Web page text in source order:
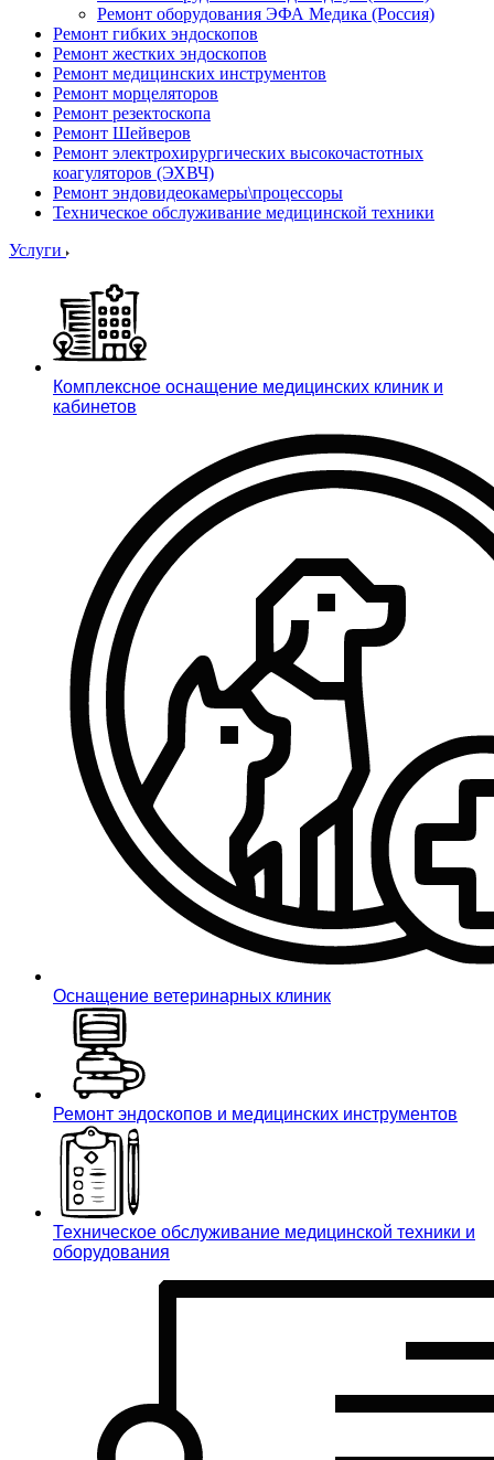
Ремонт оборудования ЭФА Медика (Россия)
Ремонт гибких эндоскопов
Ремонт жестких эндоскопов
Ремонт медицинских инструментов
Ремонт морцеляторов
Ремонт резектоскопа
Ремонт Шейверов
Ремонт электрохирургических высокочастотных
коагуляторов (ЭХВЧ)
Ремонт эндовидеокамеры\процессоры
Техническое обслуживание медицинской техники
Услуги
Комплексное оснащение медицинских клиник и
кабинетов
Оснащение ветеринарных клиник
Ремонт эндоскопов и медицинских инструментов
Техническое обслуживание медицинской техники и
оборудования